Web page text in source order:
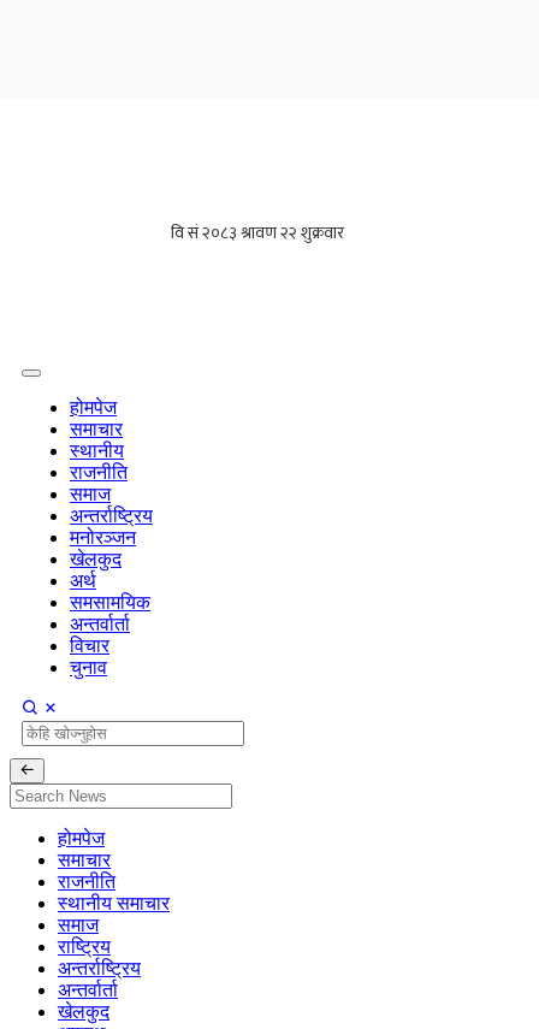
होमपेज
समाचार
स्थानीय
राजनीति
समाज
अन्तर्राष्ट्रिय
मनोरञ्जन
खेलकुद
अर्थ
समसामयिक
अन्तर्वार्ता
विचार
चुनाव
होमपेज
समाचार
राजनीति
स्थानीय समाचार
समाज
राष्ट्रिय
अन्तर्राष्ट्रिय
अन्तर्वार्ता
खेलकुद